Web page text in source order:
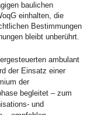
baulichen
einhalten, die
Bestimmungen
bleibt unberührt.
ambulant
der Einsatz einer
der
begleitet – zum
und